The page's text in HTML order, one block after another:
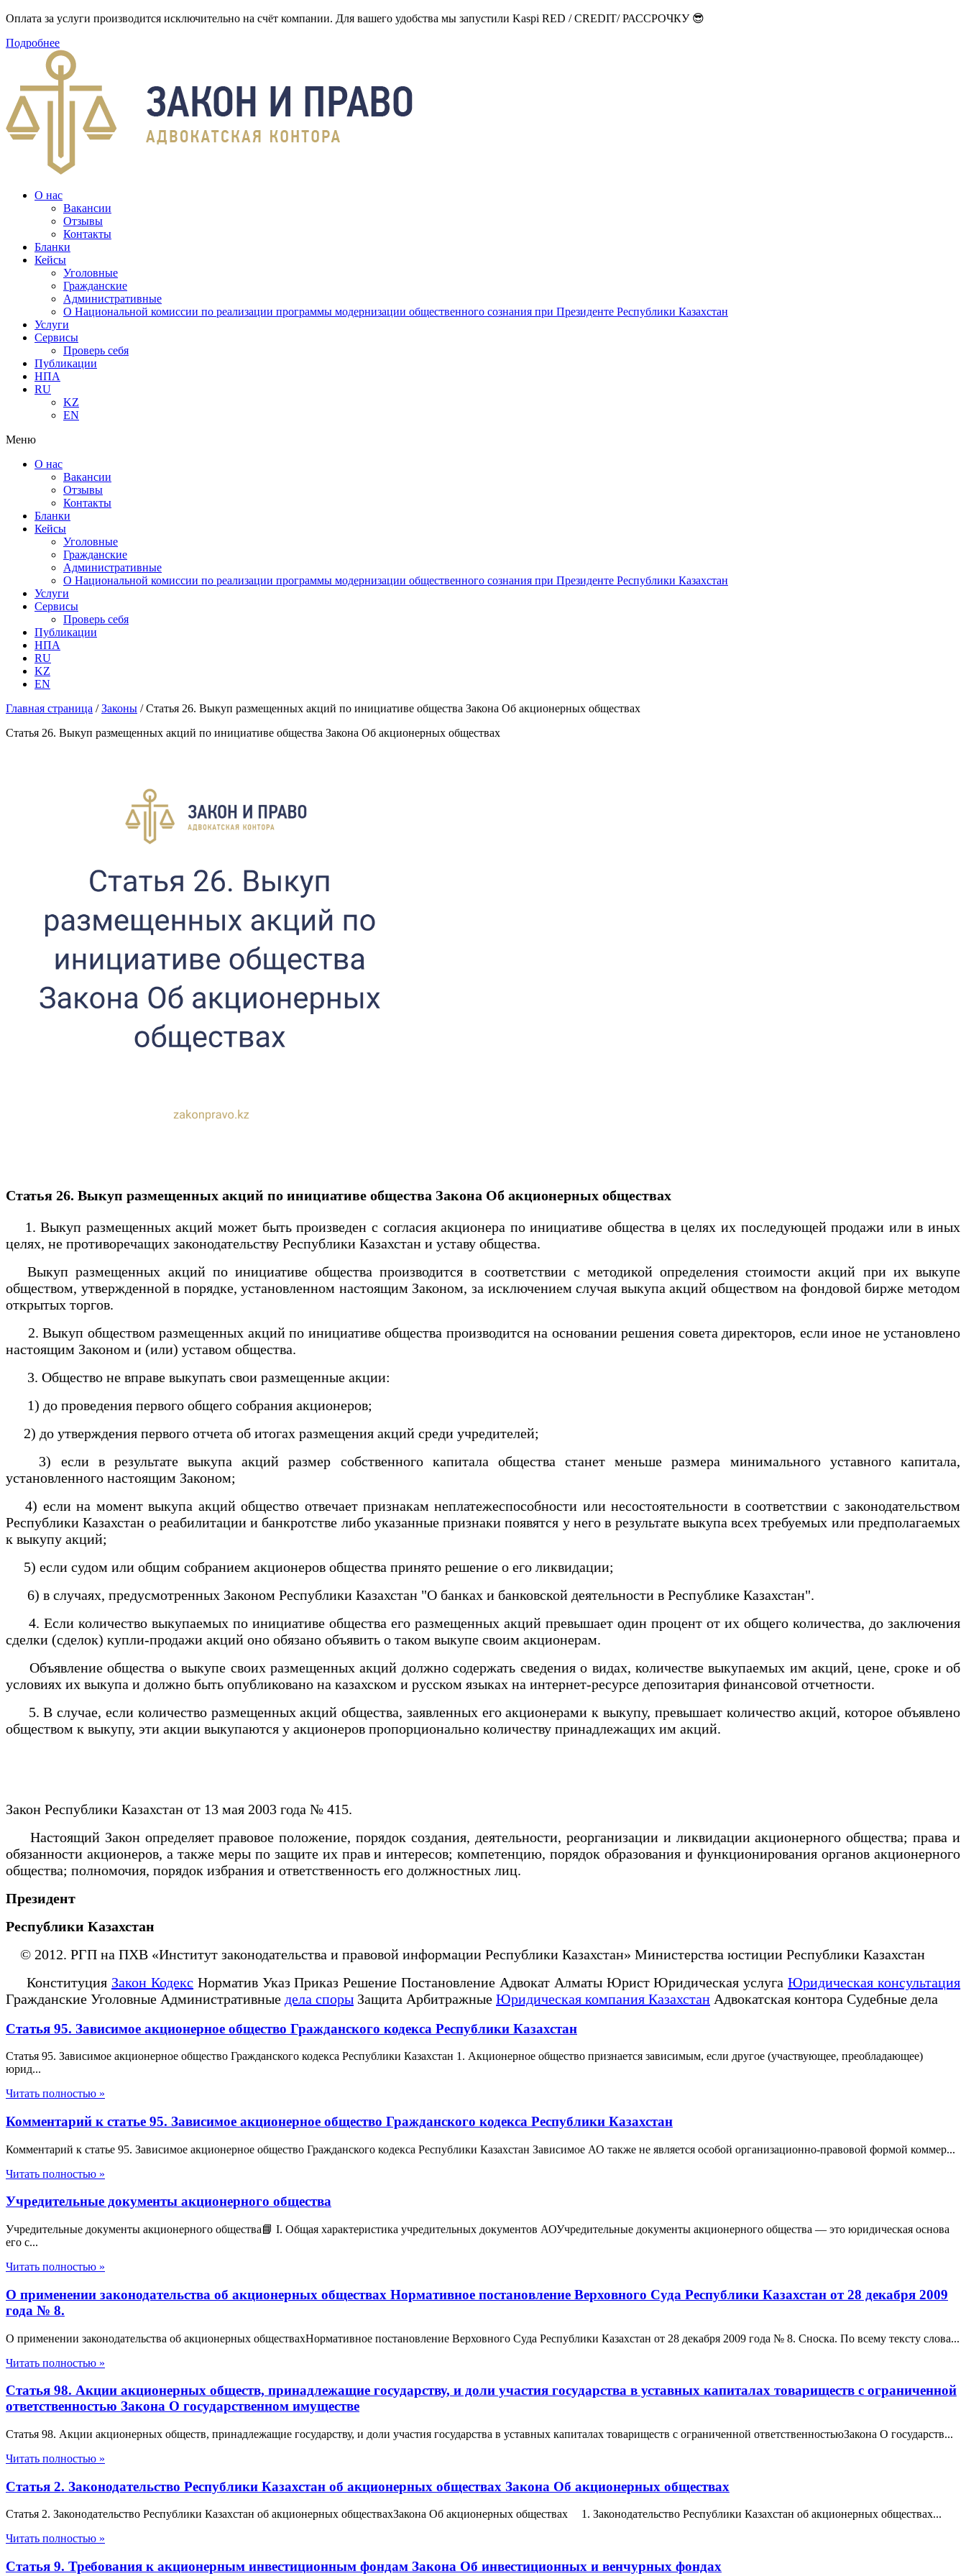
Оплата за услуги производится исключительно на счёт компании. Для вашего удобства мы запустили Kaspi RED / CREDIT/ РАССРОЧКУ 😎
Подробнее
О нас
Вакансии
Отзывы
Контакты
Бланки
Кейсы
Уголовные
Гражданские
Административные
О Национальной комиссии по реализации программы модернизации общественного сознания при Президенте Республики Казахстан
Услуги
Сервисы
Проверь себя
Публикации
НПА
RU
KZ
EN
Меню
О нас
Вакансии
Отзывы
Контакты
Бланки
Кейсы
Уголовные
Гражданские
Административные
О Национальной комиссии по реализации программы модернизации общественного сознания при Президенте Республики Казахстан
Услуги
Сервисы
Проверь себя
Публикации
НПА
RU
KZ
EN
Главная страница /Законы /Статья 26. Выкуп размещенных акций по инициативе общества Закона Об акционерных обществах
Статья 26. Выкуп размещенных акций по инициативе общества Закона Об акционерных обществах
Статья 26. Выкуп размещенных акций по инициативе общества Закона Об акционерных обществах
1. Выкуп размещенных акций может быть произведен с согласия акционера по инициативе общества в целях их последующей продажи или в иных
целях, не противоречащих законодательству Республики Казахстан и уставу общества.
Выкуп размещенных акций по инициативе общества производится в соответствии с методикой определения стоимости акций при их выкупе
обществом, утвержденной в порядке, установленном настоящим Законом, за исключением случая выкупа акций обществом на фондовой бирже методом
открытых торгов.
2. Выкуп обществом размещенных акций по инициативе общества производится на основании решения совета директоров, если иное не установлено
настоящим Законом и (или) уставом общества.
3. Общество не вправе выкупать свои размещенные акции:
1) до проведения первого общего собрания акционеров;
2) до утверждения первого отчета об итогах размещения акций среди учредителей;
3) если в результате выкупа акций размер собственного капитала общества станет меньше размера минимального уставного капитала,
установленного настоящим Законом;
4) если на момент выкупа акций общество отвечает признакам неплатежеспособности или несостоятельности в соответствии с законодательством
Республики Казахстан о реабилитации и банкротстве либо указанные признаки появятся у него в результате выкупа всех требуемых или предполагаемых
к выкупу акций;
5) если судом или общим собранием акционеров общества принято решение о его ликвидации;
6) в случаях, предусмотренных Законом Республики Казахстан "О банках и банковской деятельности в Республике Казахстан".
4. Если количество выкупаемых по инициативе общества его размещенных акций превышает один процент от их общего количества, до заключения
сделки (сделок) купли-продажи акций оно обязано объявить о таком выкупе своим акционерам.
Объявление общества о выкупе своих размещенных акций должно содержать сведения о видах, количестве выкупаемых им акций, цене, сроке и об
условиях их выкупа и должно быть опубликовано на казахском и русском языках на интернет-ресурсе депозитария финансовой отчетности.
5. В случае, если количество размещенных акций общества, заявленных его акционерами к выкупу, превышает количество акций, которое объявлено
обществом к выкупу, эти акции выкупаются у акционеров пропорционально количеству принадлежащих им акций.
Закон Республики Казахстан от 13 мая 2003 года № 415.
Настоящий Закон определяет правовое положение, порядок создания, деятельности, реорганизации и ликвидации акционерного общества; права и
обязанности акционеров, а также меры по защите их прав и интересов; компетенцию, порядок образования и функционирования органов акционерного
общества; полномочия, порядок избрания и ответственность его должностных лиц.
Президент
Республики Казахстан
© 2012. РГП на ПХВ «Институт законодательства и правовой информации Республики Казахстан» Министерства юстиции Республики Казахстан
Конституция Закон Кодекс Норматив Указ Приказ Решение Постановление Адвокат Алматы Юрист Юридическая услугаЮридическая консультация
Гражданские Уголовные Административные дела споры Защита Арбитражные Юридическая компания Казахстан Адвокатская контора Судебные дела
Статья 95. Зависимое акционерное общество Гражданского кодекса Республики Казахстан
Статья 95. Зависимое акционерное общество Гражданского кодекса Республики Казахстан 1. Акционерное общество признается зависимым, если другое (участвующее, преобладающее)
юрид...
Читать полностью »
Комментарий к статье 95. Зависимое акционерное общество Гражданского кодекса Республики Казахстан
Комментарий к статье 95. Зависимое акционерное общество Гражданского кодекса Республики Казахстан Зависимое АО также не является особой организационно-правовой формой коммер...
Читать полностью »
Учредительные документы акционерного общества
Учредительные документы акционерного общества📘 I. Общая характеристика учредительных документов АОУчредительные документы акционерного общества — это юридическая основа
его с...
Читать полностью »
О применении законодательства об акционерных обществах Нормативное постановление Верховного Суда Республики Казахстан от 28 декабря 2009
года № 8.
О применении законодательства об акционерных обществахНормативное постановление Верховного Суда Республики Казахстан от 28 декабря 2009 года № 8. Сноска. По всему тексту слова...
Читать полностью »
Статья 98. Акции акционерных обществ, принадлежащие государству, и доли участия государства в уставных капиталах товариществ с ограниченной
ответственностью Закона О государственном имуществе
Статья 98. Акции акционерных обществ, принадлежащие государству, и доли участия государства в уставных капиталах товариществ с ограниченной ответственностьюЗакона О государств...
Читать полностью »
Статья 2. Законодательство Республики Казахстан об акционерных обществах Закона Об акционерных обществах
Статья 2. Законодательство Республики Казахстан об акционерных обществахЗакона Об акционерных обществах 1. Законодательство Республики Казахстан об акционерных обществах...
Читать полностью »
Статья 9. Требования к акционерным инвестиционным фондам Закона Об инвестиционных и венчурных фондах